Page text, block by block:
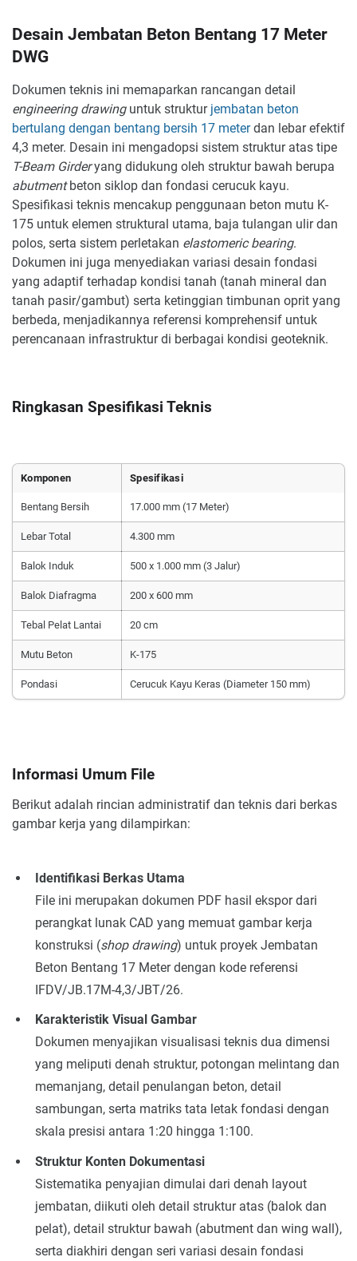
Desain Jembatan Beton Bentang 17 Meter
DWG
Dokumen teknis ini memaparkan rancangan detail
engineering drawinguntuk struktur jembatan beton
bertulang dengan bentang bersih 17 meterdan lebar efektif
4,3 meter. Desain ini mengadopsi sistem struktur atas tipe
T-Beam Girderyang didukung oleh struktur bawah berupa
abutmentbeton siklop dan fondasi cerucuk kayu.
Spesifikasi teknis mencakup penggunaan beton mutu K-
175 untuk elemen struktural utama, baja tulangan ulir dan
polos, serta sistem perletakan elastomeric bearing.
Dokumen ini juga menyediakan variasi desain fondasi
yang adaptif terhadap kondisi tanah (tanah mineral dan
tanah pasir/gambut) serta ketinggian timbunan oprit yang
berbeda, menjadikannya referensi komprehensif untuk
perencanaan infrastruktur di berbagai kondisi geoteknik.
Ringkasan Spesifikasi Teknis
Komponen Spesifikasi
Bentang Bersih 17.000 mm (17 Meter)
Lebar Total 4.300 mm
Balok Induk 500 x 1.000 mm (3 Jalur)
Balok Diafragma 200 x 600 mm
Tebal Pelat Lantai 20 cm
Mutu Beton K-175
Pondasi Cerucuk Kayu Keras (Diameter 150 mm)
Informasi Umum File
Berikut adalah rincian administratif dan teknis dari berkas
gambar kerja yang dilampirkan:
Identifikasi Berkas Utama
File ini merupakan dokumen PDF hasil ekspor dari
perangkat lunak CAD yang memuat gambar kerja
konstruksi (shop drawing) untuk proyek Jembatan
Beton Bentang 17 Meter dengan kode referensi
IFDV/JB.17M-4,3/JBT/26.
Karakteristik Visual Gambar
Dokumen menyajikan visualisasi teknis dua dimensi
yang meliputi denah struktur, potongan melintang dan
memanjang, detail penulangan beton, detail
sambungan, serta matriks tata letak fondasi dengan
skala presisi antara 1:20 hingga 1:100.
Struktur Konten Dokumentasi
Sistematika penyajian dimulai dari denah layout
jembatan, diikuti oleh detail struktur atas (balok dan
pelat), detail struktur bawah (abutment dan wing wall),
serta diakhiri dengan seri variasi desain fondasi